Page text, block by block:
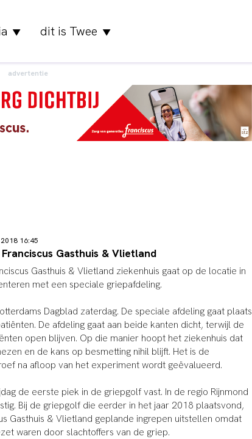
▼ dit is Twee ▼
advertentie
16:45
Gasthuis & Vlietland
Gasthuis & Vlietland ziekenhuis gaat op de locatie in
met een speciale griepafdeling.
Dagblad zaterdag. De speciale afdeling gaat plaats
De afdeling gaat aan beide kanten dicht, terwijl de
open blijven. Op die manier hoopt het ziekenhuis dat
en de kans op besmetting nihil blijft. Het is de
na afloop van het experiment wordt geëvalueerd.
de eerste piek in de griepgolf vast. In de regio Rijnmond
Bij de griepgolf die eerder in het jaar 2018 plaatsvond,
Gasthuis & Vlietland geplande ingrepen uitstellen omdat
waren door slachtoffers van de griep.